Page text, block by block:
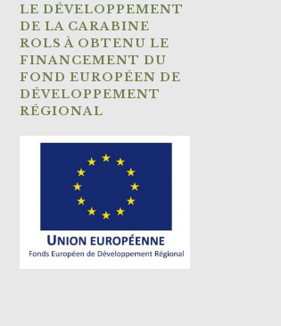
LE DÉVELOPPEMENT
DE LA CARABINE
ROLS À OBTENU LE
FINANCEMENT DU
FOND EUROPÉEN DE
DÉVELOPPEMENT
RÉGIONAL